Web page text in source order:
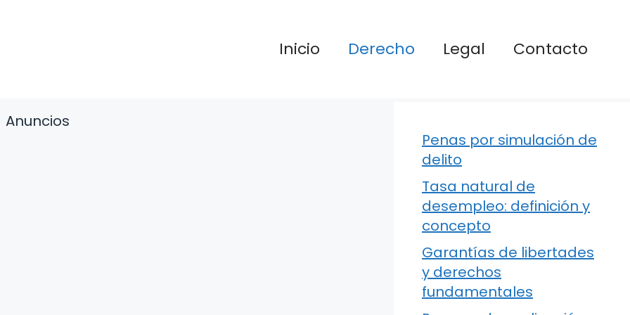
Inicio Derecho Legal Contacto
Anuncios
Penas por simulación de
delito
Tasa natural de
desempleo: definición y
concepto
Garantías de libertades
y derechos
fundamentales